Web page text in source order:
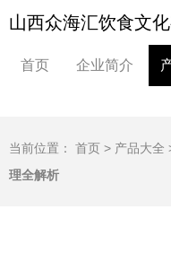
山西众海汇饮食文
首页 企业简介
当前位置： 首页 > 产品大全
理全解析